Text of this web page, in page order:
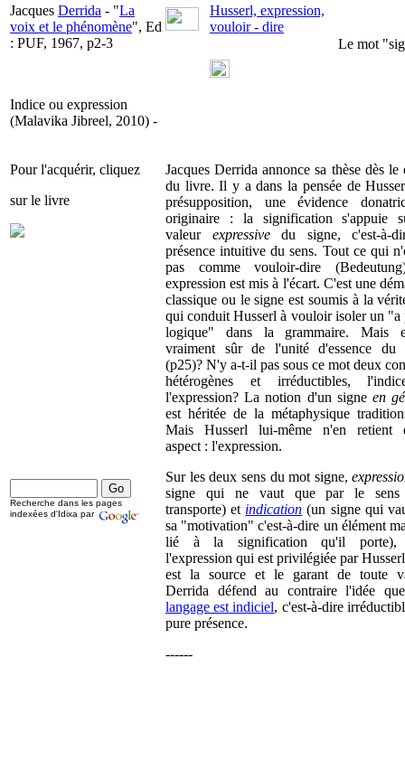
Jacques Derrida - "La
voix et le phénomène", Ed
: PUF, 1967, p2-3
Indice ou expression
(Malavika Jibreel, 2010) -
Husserl, expression,
vouloir - dire
Le mot
Pour l'acquérir, cliquez
sur le livre
Jacques Derrida annonce sa thèse dès le
du livre. Il y a dans la pensée de
présupposition, une évidence
originaire : la signification s'appuie
valeur expressivedu signe, c'est-à-
présence intuitive du sens. Tout ce qui
pas comme vouloir-dire
expression est mis à l'écart. C'est une
classique ou le signe est soumis à la
qui conduit Husserl à vouloir isoler un "a
logique" dans la grammaire. Mais
vraiment sûr de l'unité d'essence du
(p25)? N'y a-t-il pas sous ce mot deux
hétérogènes et irréductibles,
l'expression? La notion d'un signe en
est héritée de la métaphysique
Mais Husserl lui-même n'en retient
aspect : l'expression.
Sur les deux sens du mot signe,
signe qui ne vaut que par le
transporte) et indication (un signe qui
sa "motivation" c'est-à-dire un élément
lié à la signification qu'il porte),
l'expression qui est privilégiée par
est la source et le garant de toute
Derrida défend au contraire l'idée
langage est indiciel, c'est-à-dire
pure présence.
------
Recherche dans les pages
indexées d'Idixa par